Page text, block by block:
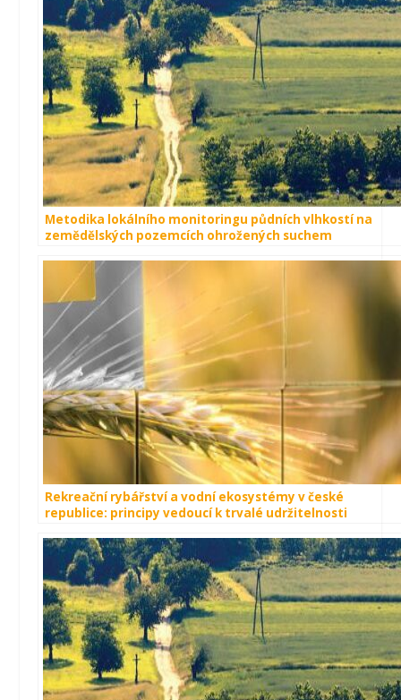
Metodika lokálního monitoringu půdních vlhkostí na
zemědělských pozemcích ohrožených suchem
Rekreační rybářství a vodní ekosystémy v české
republice: principy vedoucí k trvalé udržitelnosti